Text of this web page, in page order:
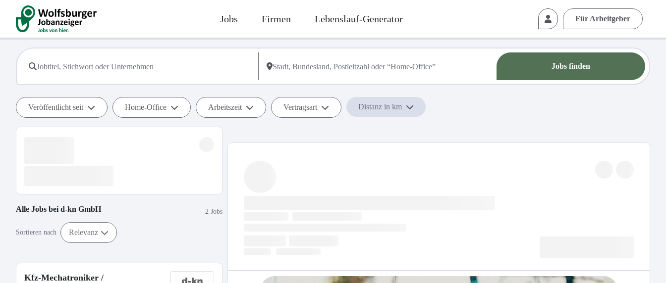
Jobs Firmen Lebenslauf-Generator Für Arbeitgeber
Jobs finden
Veröffentlicht seit Home-Office Arbeitszeit Vertragsart Distanz in km
Alle Jobs bei d-kn GmbH 2 Jobs
Sortieren nach Relevanz
Kfz-Mechatroniker /